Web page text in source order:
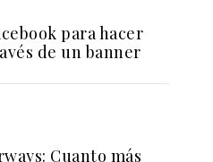
para hacer
de un banner
Cuanto más